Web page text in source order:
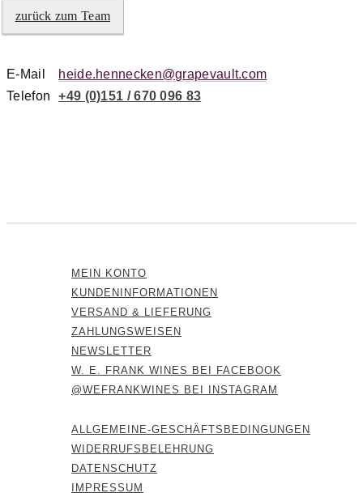
zurück zum Team
E-Mail
heide.hennecken@grapevault.com
Telefon
+49 (0)151 / 670 096 83
MEIN KONTO
KUNDENINFORMATIONEN
VERSAND & LIEFERUNG
ZAHLUNGSWEISEN
NEWSLETTER
W. E. FRANK WINES BEI FACEBOOK
@WEFRANKWINES BEI INSTAGRAM
ALLGEMEINE-GESCHÄFTSBEDINGUNGEN
WIDERRUFSBELEHRUNG
DATENSCHUTZ
IMPRESSUM